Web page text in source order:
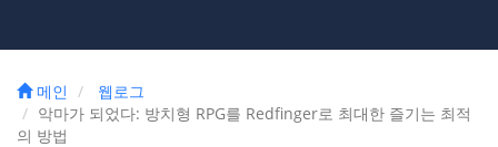
메인
웹로그
악마가 되었다: 방치형 RPG를 Redfinger로 최대한 즐기는 최적
의 방법